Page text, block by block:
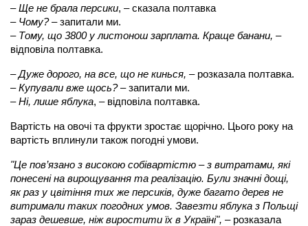
– Ще не брала персики, – сказала полтавка
– Чому?– запитали ми.
–Тому, що 3800 у листонош зарплата. Краще банани, –
відповіла полтавка.
– Дуже дорого, на все, що не кинься, – розказала полтавка.
–Купували вже щось?– запитали ми.
– Ні, лише яблука, – відповіла полтавка.
Вартість на овочі та фрукти зростає щорічно. Цього року на
вартість вплинули також погодні умови.
"Це пов’язано з високою собівартістю – з витратами, які
понесені на вирощування та реалізацію. Були значні дощі,
як раз у цвітіння тих же персиків, дуже багато дерев не
витримали таких погодних умов. Завезти яблука з Польщі
зараз дешевше, ніж виростити їх в Україні", –розказала